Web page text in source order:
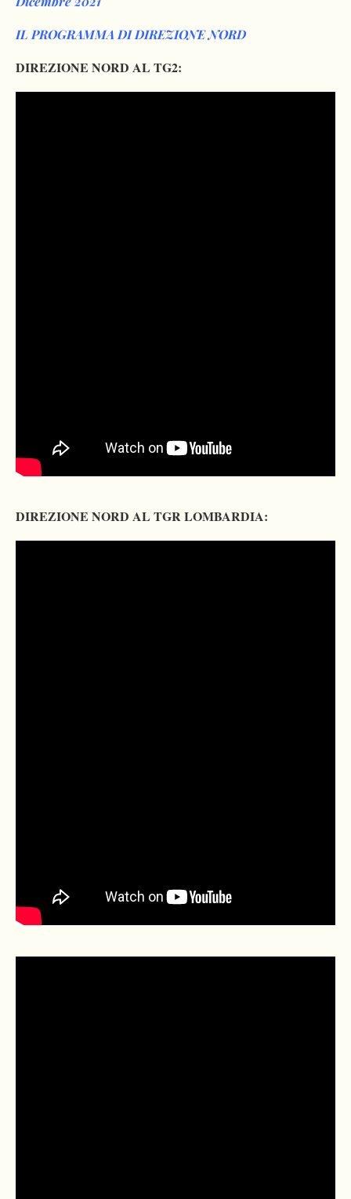
IL PROGRAMMA DI DIREZIONE NORD
DIREZIONE NORD AL TG2:
DIREZIONE NORD AL TGR LOMBARDIA: